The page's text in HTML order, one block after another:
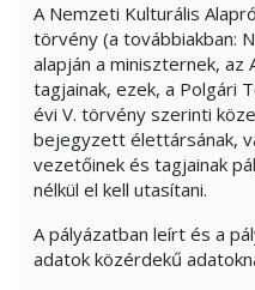
A Nemzeti Kulturális
törvény (a továbbiakban:
alapján a miniszternek, az
tagjainak, ezek, a Polgári
évi V. törvény szerinti
bejegyzett élettársának,
vezetőinek és tagjainak
nélkül el kell utasítani.
A pályázatban leírt és a
adatok közérdekű